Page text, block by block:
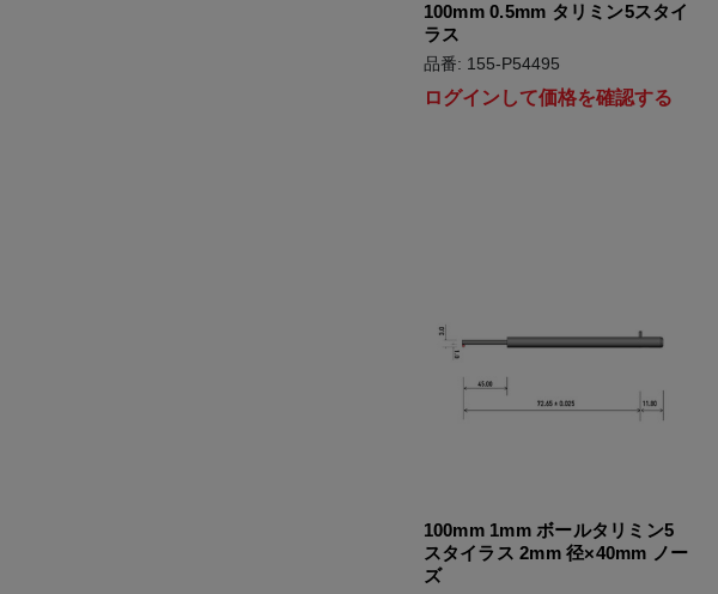
100mm 0.5mm タリミン5スタイ
ラス
品番: 155-P54495
ログインして価格を確認する
100mm 1mm ボールタリミン5
スタイラス 2mm 径×40mm ノー
ズ